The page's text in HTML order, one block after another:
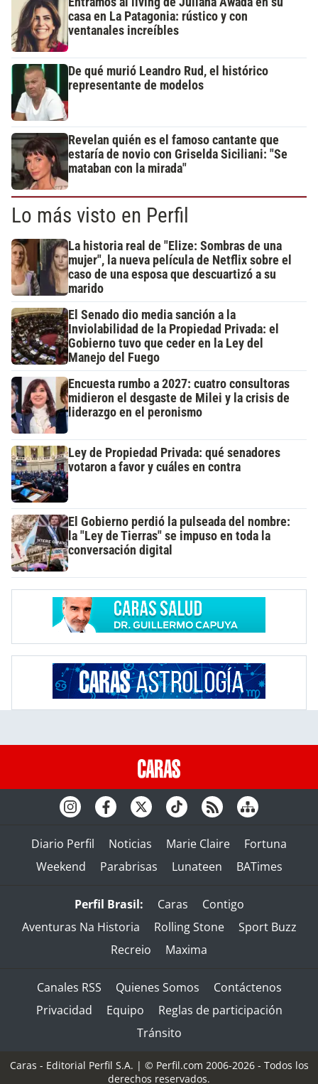
casa en La Patagonia: rústico y con
ventanales increíbles
De qué murió Leandro Rud, el histórico
representante de modelos
Revelan quién es el famoso cantante que
estaría de novio con Griselda Siciliani: "Se
mataban con la mirada"
Lo más visto en Perfil
La historia real de "Elize: Sombras de una
mujer", la nueva película de Netflix sobre el
caso de una esposa que descuartizó a su
marido
El Senado dio media sanción a la
Inviolabilidad de la Propiedad Privada: el
Gobierno tuvo que ceder en la Ley del
Manejo del Fuego
Encuesta rumbo a 2027: cuatro consultoras
midieron el desgaste de Milei y la crisis de
liderazgo en el peronismo
Ley de Propiedad Privada: qué senadores
votaron a favor y cuáles en contra
El Gobierno perdió la pulseada del nombre:
la "Ley de Tierras" se impuso en toda la
conversación digital
Diario Perfil Noticias Marie Claire
Fortuna
Weekend
Parabrisas Lunateen BATimes
Perfil Brasil: Caras
Contigo
Aventuras Na Historia
Rolling Stone
Sport Buzz
Recreio
Maxima
Canales RSS Quienes Somos
Contáctenos
Privacidad
Equipo
Reglas de participación
Tránsito
Caras - Editorial Perfil S.A. | © Perfil.com 2006-2026 - Todos los
derechos reservados.